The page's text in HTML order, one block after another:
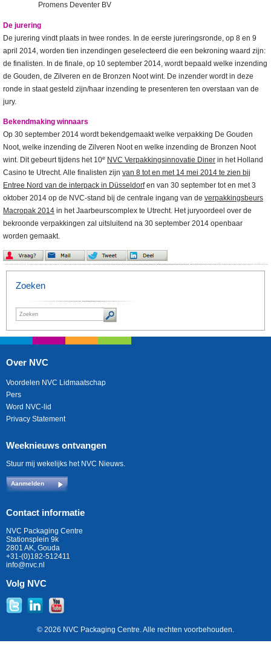
Promens Deventer BV
De jurering
De jurering vindt plaats in twee rondes. In de eerste jureringsronde, op 8 en 9
april 2014, worden tien inzendingen geselecteerd die een bekroning waard zijn:
de finalisten. In de finale, op 10 september 2014, wordt bepaald welke inzending
de Gouden, de Zilveren en de Bronzen Noot wint. De inzender wordt in deze
ronde in staat gesteld zijn/haar inzending te presenteren ten overstaan van de
jury.
Bekendmaking winnaars
Op 30 september 2014 wordt bekendgemaakt welke verpakking De Gouden
Noot, welke inzending de Zilveren Noot en welke inzending de Bronzen Noot
wint. Dit gebeurt tijdens het 10e NVC Verpakkingsinnovatie Diner in het Holland
Casino te Utrecht. Alle finalisten zijn van 8 tot en met 14 mei 2014 te zien bij
Entree Nord van de interpack in Düsseldorfen van 30 september tot en met 3
oktober 2014 op de NVC-stand bij de centrale ingang van de verpakkingsbeurs
Macropak 2014 in het Jaarbeurscomplex te Utrecht. Het juryoordeel over de
bekroonde verpakkingen zal uitsluitend na 30 september 2014 openbaar
worden gemaakt.
Zoeken
Over NVC
Voordelen NVC Lidmaatschap
Pers
Word NVC-lid
Privacy Statement
Weeknieuws ontvangen
Stuur mij wekelijks het NVC Nieuws.
Aanmelden
Contact informatie
NVC Packaging Centre
Stationsplein 9k
2801 AK, Gouda
+31-(0)182-512411
info@nvc.nl
Volg NVC
© 2026 NVC Packaging Centre. Alle rechten voorbehouden.